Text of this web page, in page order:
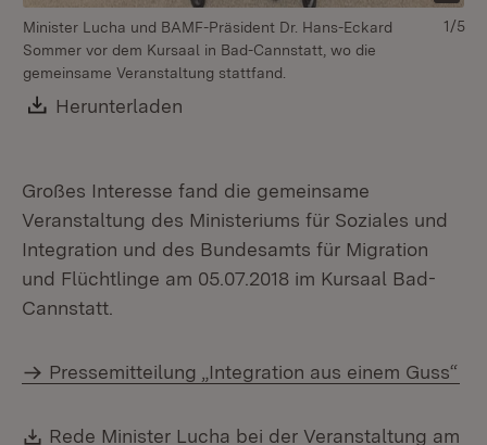
Minister Lucha und BAMF-Präsident Dr. Hans-Eckard
Sommer vor dem Kursaal in Bad-Cannstatt, wo die
gemeinsame Veranstaltung stattfand.
Download:
Herunterladen
1/5
Großes Interesse fand die gemeinsame
Veranstaltung des Ministeriums für Soziales und
Integration und des Bundesamts für Migration
und Flüchtlinge am 05.07.2018 im Kursaal Bad-
Cannstatt.
Pressemitteilung „Integration aus einem Guss“
Download:
Rede Minister Lucha bei der Veranstaltung am